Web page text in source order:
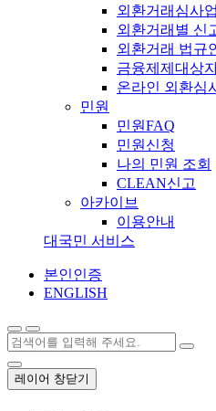
외환거래심사
외환거래별 신
외환거래 법규
금융제제대상
온라인 외환심
민원
민원FAQ
민원신청
나의 민원 조회
CLEAN신고
아카이브
이용안내
대국민 서비스
본인인증
ENGLISH
레이어 창닫기